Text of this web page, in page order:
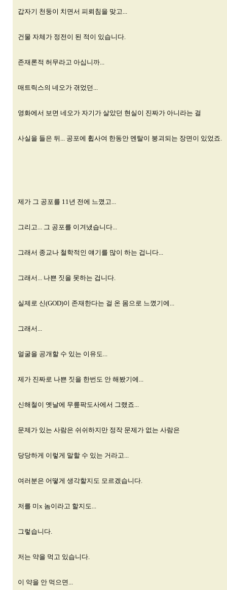
갑자기 천둥이 치면서 피뢰침을 맞고...
건물 자체가 정전이 된 적이 있습니다.
존재론적 허무라고 아십니까...
매트릭스의 네오가 겪었던...
영화에서 보면 네오가 자기가 살았던 현실이 진짜가 아니라는 걸
사실을 들은 뒤... 공포에 휩사여 한동안 멘탈이 붕괴되는 장면이 있었죠.
제가 그 공포를 11년 전에 느꼈고...
그리고... 그 공포를 이겨냈습니다...
그래서 종교나 철학적인 얘기를 많이 하는 겁니다...
그래서... 나쁜 짓을 못하는 겁니다.
실제로 신(GOD)이 존재한다는 걸 온 몸으로 느꼈기에...
그래서...
얼굴을 공개할 수 있는 이유도...
제가 진짜로 나쁜 짓을 한번도 안 해봤기에...
신해철이 옛날에 무릎팍도사에서 그랬죠...
문제가 있는 사람은 쉬쉬하지만 정작 문제가 없는 사람은
당당하게 이렇게 말할 수 있는 거라고...
여러분은 어떻게 생각할지도 모르겠습니다.
저를 미x 놈이라고 할지도...
그렇습니다.
저는 약을 먹고 있습니다.
이 약을 안 먹으면...